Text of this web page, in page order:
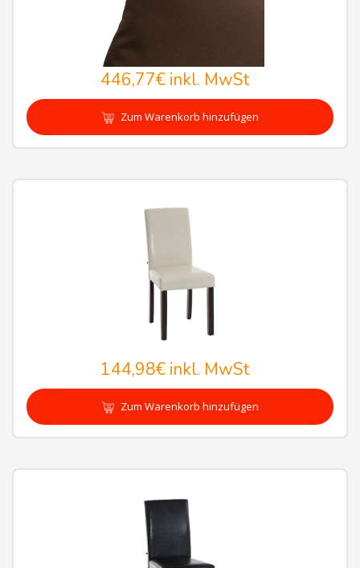
446,77€inkl. MwSt
Zum Warenkorb hinzufügen
144,98€inkl. MwSt
Zum Warenkorb hinzufügen